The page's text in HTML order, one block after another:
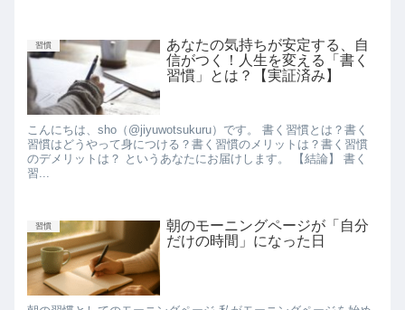
習慣
あなたの気持ちが安定する、自
信がつく！人生を変える「書く
習慣」とは？【実証済み】
こんにちは、sho（@jiyuwotsukuru）です。 書く習慣とは？書く
習慣はどうやって身につける？書く習慣のメリットは？書く習慣
のデメリットは？ というあなたにお届けします。 【結論】 書く
習...
習慣
朝のモーニングページが「自分
だけの時間」になった日